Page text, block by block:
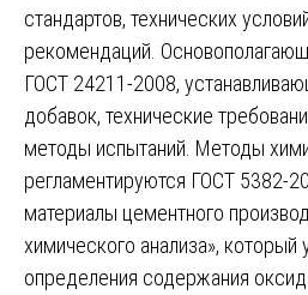
стандартов, технических
рекомендаций.
ГОСТ 24211-2008,
добавок, технические
методы испытаний. Методы
регламентируются ГОСТ 5382-
материалы цементного
химического анализа», который
определения содержания